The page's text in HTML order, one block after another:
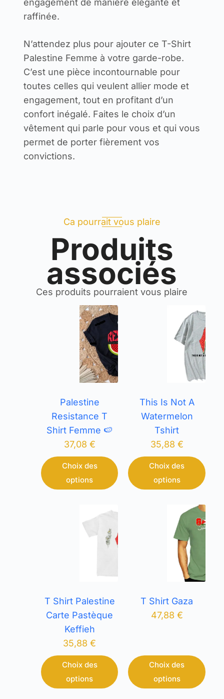
engagement de manière élégante et
raffinée.
N’attendez plus pour ajouter ce T-Shirt
Palestine Femme à votre garde-robe.
C’est une pièce incontournable pour
toutes celles qui veulent allier mode et
engagement, tout en profitant d’un
confort inégalé. Faites le choix d’un
vêtement qui parle pour vous et qui vous
permet de porter fièrement vos
convictions.
Ca pourrait vous plaire
Produits
associés
Ces produits pourraient vous plaire
Palestine
Resistance T
Shirt Femme 🍉
37,08 €
Choix des
options
This Is Not A
Watermelon
Tshirt
35,88 €
Choix des
options
T Shirt Palestine
Carte Pastèque
Keffieh
35,88€
Choix des
options
T Shirt Gaza
47,88 €
Choix des
options